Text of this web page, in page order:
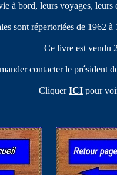
à bord, leurs voyages, leurs
sont répertoriées de 1962
Ce livre est vendu
contacter le président
CliquerICI pour